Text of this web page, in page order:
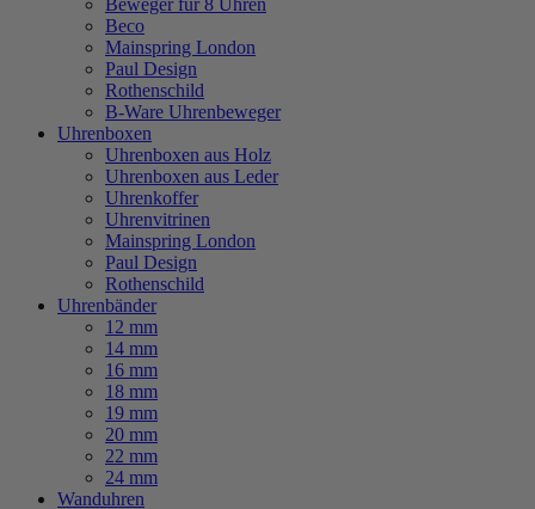
Beweger für 8 Uhren
Beco
Mainspring London
Paul Design
Rothenschild
B-Ware Uhrenbeweger
Uhrenboxen
Uhrenboxen aus Holz
Uhrenboxen aus Leder
Uhrenkoffer
Uhrenvitrinen
Mainspring London
Paul Design
Rothenschild
Uhrenbänder
12 mm
14 mm
16 mm
18 mm
19 mm
20 mm
22 mm
24 mm
Wanduhren